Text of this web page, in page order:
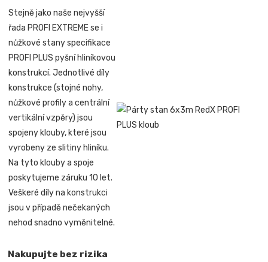
Stejně jako naše nejvyšší
řada PROFI EXTREME se i
nůžkové stany specifikace
PROFI PLUS pyšní hliníkovou
konstrukcí. Jednotlivé díly
konstrukce (stojné nohy,
nůžkové profily a centrální
vertikální vzpěry) jsou
spojeny klouby, které jsou
vyrobeny ze slitiny hliníku.
Na tyto klouby a spoje
poskytujeme záruku 10 let.
Veškeré díly na konstrukci
jsou v případě nečekaných
nehod snadno vyměnitelné.
Nakupujte bez rizika